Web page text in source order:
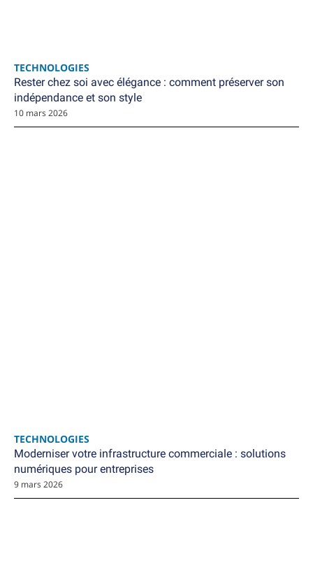
TECHNOLOGIES
Rester chez soi avec élégance : comment préserver son
indépendance et son style
10 mars 2026
TECHNOLOGIES
Moderniser votre infrastructure commerciale : solutions
numériques pour entreprises
9 mars 2026